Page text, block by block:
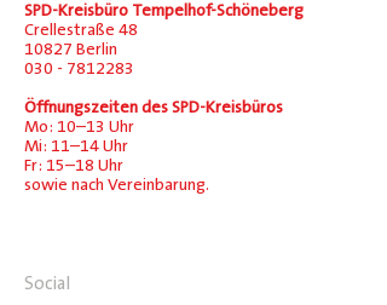
SPD-Kreisbüro Tempelhof-Schöneberg
Crellestraße 48
10827 Berlin
030 - 7812283
Öffnungszeiten des SPD-Kreisbüros
Mo: 10–13 Uhr
Mi: 11–14 Uhr
Fr: 15–18 Uhr
sowie nach Vereinbarung.
Social